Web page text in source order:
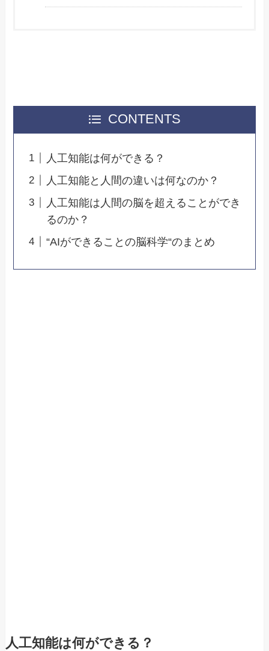
CONTENTS
人工知能は何ができる？
人工知能と人間の違いは何なのか？
人工知能は人間の脳を超えることができ
るのか？
“AIができることの脳科学“のまとめ
人工知能は何ができる？